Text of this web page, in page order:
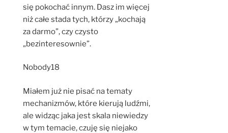
się pokochać innym. Dasz im więcej
niż całe stada tych, którzy „kochają
za darmo”, czy czysto
„bezinteresownie”.
Nobody18
Miałem już nie pisać na tematy
mechanizmów, które kierują ludźmi,
ale widząc jaka jest skala niewiedzy
w tym temacie, czuję się niejako